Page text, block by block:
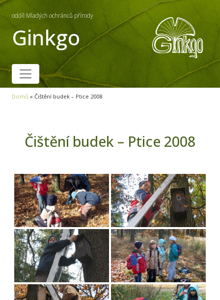
oddíl Mladých ochránců přírody
Ginkgo
Domů » Čištění budek – Ptice 2008
Čištění budek – Ptice 2008